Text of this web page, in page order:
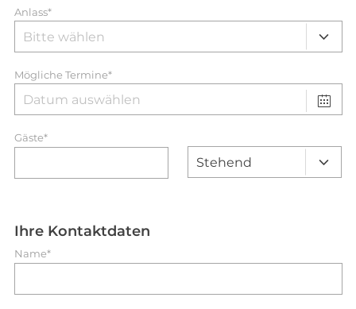
Anlass*
Mögliche Termine*
Gäste*
Ihre Kontaktdaten
Name*